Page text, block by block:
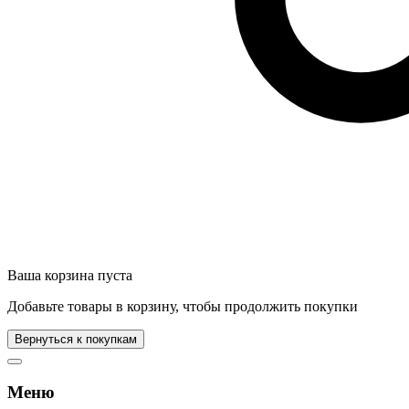
Ваша корзина пуста
Добавьте товары в корзину, чтобы продолжить покупки
Вернуться к покупкам
Меню